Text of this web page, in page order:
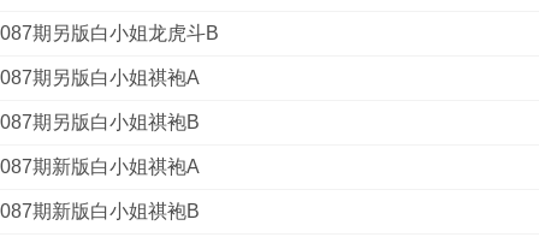
087期另版白小姐龙虎斗B
087期另版白小姐祺袍A
087期另版白小姐祺袍B
087期新版白小姐祺袍A
087期新版白小姐祺袍B